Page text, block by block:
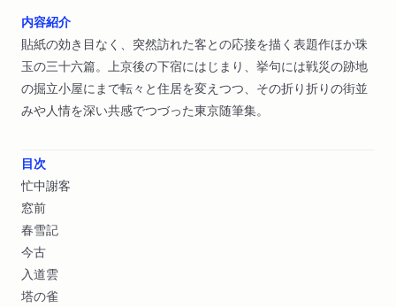
内容紹介
貼紙の効き目なく、突然訪れた客との応接を描く表題作ほか珠
玉の三十六篇。上京後の下宿にはじまり、挙句には戦災の跡地
の掘立小屋にまで転々と住居を変えつつ、その折り折りの街並
みや人情を深い共感でつづった東京随筆集。
目次
忙中謝客
窓前
春雪記
今古
入道雲
塔の雀